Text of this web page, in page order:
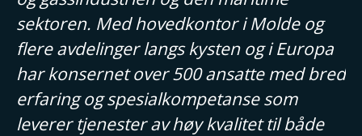
sektoren. Med hovedkontor i Molde og
flere avdelinger langs kysten og i Europa
har konsernet over 500 ansatte med bred
erfaring og spesialkompetanse som
leverer tjenester av høy kvalitet til både